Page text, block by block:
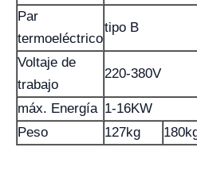
Par
termoeléctrico
tipo B
Voltaje de
trabajo
220-380V
máx. Energía 1-16KW
Peso
127kg